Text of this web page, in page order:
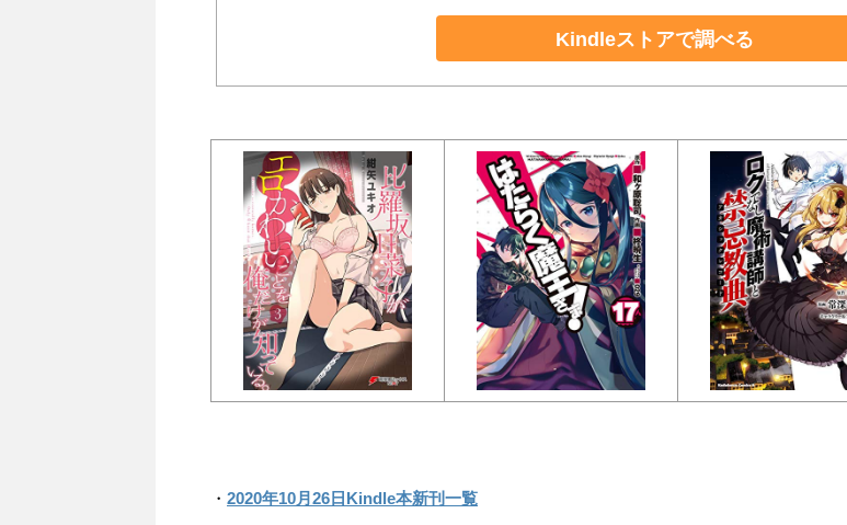
Kindleストアで調べる
・ 2020年10月26日Kindle本新刊一覧